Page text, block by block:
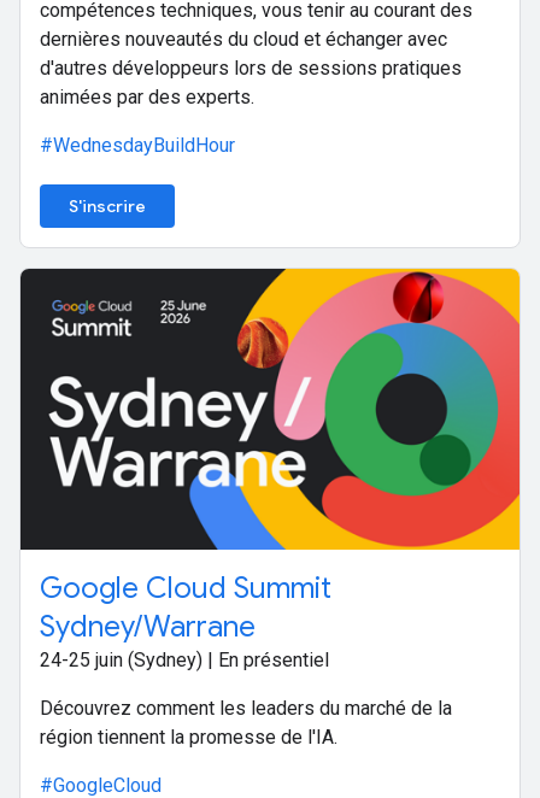
compétences techniques, vous tenir au courant des
dernières nouveautés du cloud et échanger avec
d'autres développeurs lors de sessions pratiques
animées par des experts.
#WednesdayBuildHour
S'inscrire
Google Cloud Summit
Sydney/Warrane
24-25 juin (Sydney) | En présentiel
Découvrez comment les leaders du marché de la
région tiennent la promesse de l'IA.
#GoogleCloud